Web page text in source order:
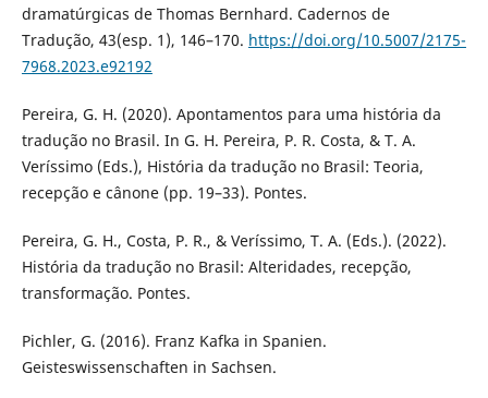
dramatúrgicas de Thomas Bernhard. Cadernos de
Tradução, 43(esp. 1), 146–170. https://doi.org/10.5007/2175-
7968.2023.e92192
Pereira, G. H. (2020). Apontamentos para uma história da
tradução no Brasil. In G. H. Pereira, P. R. Costa, & T. A.
Veríssimo (Eds.), História da tradução no Brasil: Teoria,
recepção e cânone (pp. 19–33). Pontes.
Pereira, G. H., Costa, P. R., & Veríssimo, T. A. (Eds.). (2022).
História da tradução no Brasil: Alteridades, recepção,
transformação. Pontes.
Pichler, G. (2016). Franz Kafka in Spanien.
Geisteswissenschaften in Sachsen.